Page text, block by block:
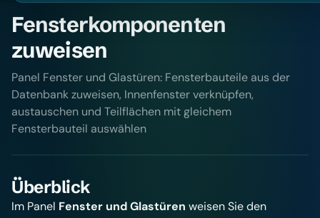
Fensterkomponenten
zuweisen
Panel Fenster und Glastüren: Fensterbauteile aus der
Datenbank zuweisen, Innenfenster verknüpfen,
austauschen und Teilflächen mit gleichem
Fensterbauteil auswählen
Überblick
Im Panel Fenster und Glastüren weisen Sie den